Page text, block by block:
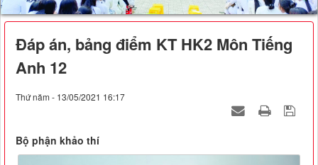
Đáp án, bảng điểm KT HK2 Môn Tiếng
Anh 12
Thứ năm - 13/05/2021 16:17
Bộ phận khảo thí